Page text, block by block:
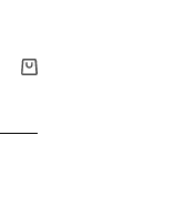
Shopping